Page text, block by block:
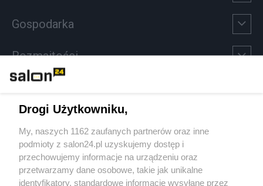
Gospodarka
Rozmaitości
Sport
Społeczeństwo
Kultura
Drogi Użytkowniku,
My, naszych 1162 zaufanych partnerów oraz inne
podmioty z salon24.pl uzyskujemy dostęp i
przechowujemy informacje na urządzeniu oraz
przetwarzamy dane osobowe, takie jak unikalne
identyfikatory, standardowe informacje wysyłane przez